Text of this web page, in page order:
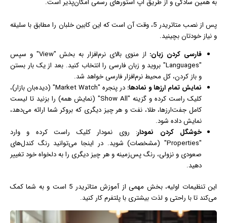
به همین سادگی و از طریق اپ استورهای رسمی امکان‌پذیر است.
پس از نصب متاتریدر 5، وقت آن است که این کابین خلبان را مطابق با سلیقه
و نیاز خودتان بچینید.
فارسی کردن زبان:
از منوی بالای نرم‌افزار به بخش "View" و سپس
"Languages" بروید و زبان فارسی را انتخاب کنید. بعد از یک بار بستن
و باز کردن، کل محیط نرم‌افزار فارسی خواهد شد.
نمایش تمام ارزها و نمادها:
در پنجره "Market Watch" (دیده‌بان بازار)،
کلیک راست کرده و گزینه "Show All" (نمایش همه) را بزنید تا لیست
کامل جفت‌ارزها، طلا، نفت و هر چیز دیگری که بروکر شما ارائه می‌دهد،
نمایش داده شود.
خوشگل کردن نمودار: روی نمودار کلیک راست کرده و وارد
"Properties" (مشخصات) شوید. در اینجا می‌توانید رنگ کندل‌های
صعودی و نزولی، رنگ پس‌زمینه و هر چیز دیگری را به دلخواه خود تغییر
دهید.
این تنظیمات اولیه، بخش مهمی از آموزش متاتریدر 5 است و به شما کمک
می‌کند تا با راحتی و لذت بیشتری با پلتفرم کار کنید.